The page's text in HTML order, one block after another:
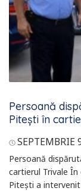
Persoană
Pitești în
SEPTEMBRIE
Persoană
cartierul Trivale
Pitești a